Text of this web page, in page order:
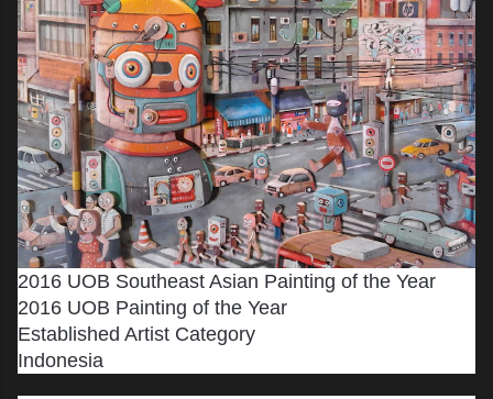
2016 UOB Southeast Asian Painting of the Year
2016 UOB Painting of the Year
Established Artist Category
Indonesia